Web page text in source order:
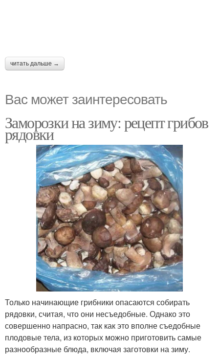
читать дальше →
Вас может заинтересовать
Заморозки на зиму: рецепт грибов
рядовки
Только начинающие грибники опасаются собирать
рядовки, считая, что они несъедобные. Однако это
совершенно напрасно, так как это вполне съедобные
плодовые тела, из которых можно приготовить самые
разнообразные блюда, включая заготовки на зиму.